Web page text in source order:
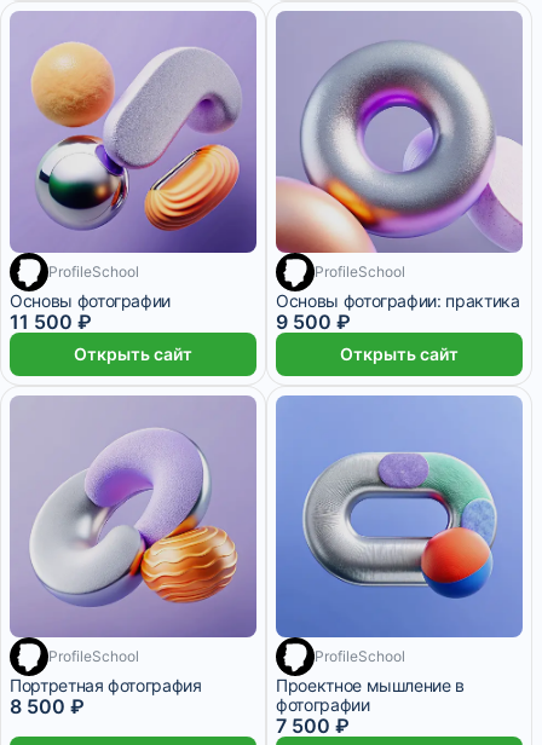
ProfileSchool
Основы фотографии
11 500 ₽
Открыть сайт
ProfileSchool
Основы фотографии: практика
9 500 ₽
Открыть сайт
ProfileSchool
Портретная фотография
8 500 ₽
ProfileSchool
Проектное мышление в
фотографии
7 500 ₽